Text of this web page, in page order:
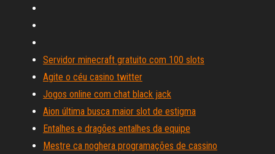
Servidor minecraft gratuito com 100 slots
Agite o céu casino twitter
Jogos online com chat black jack
Aion última busca maior slot de estigma
Entalhes e dragões entalhes da equipe
Mestre ca noghera programações de cassino